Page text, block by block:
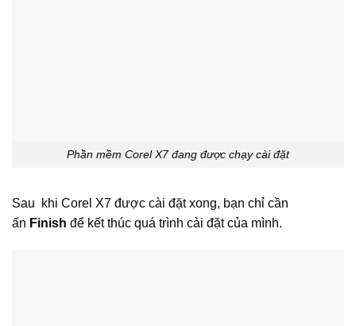
Phần mềm Corel X7 đang được chạy cài đặt
Sau khi Corel X7 được cài đặt xong, bạn chỉ cần
ấn Finish để kết thúc quá trình cài đặt của mình.